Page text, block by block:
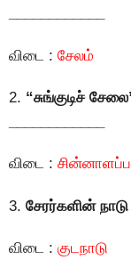
விடை : சேலம்
2. “சுங்குடிச்
விடை :
3. சேரர்களின்
விடை : குடநாடு